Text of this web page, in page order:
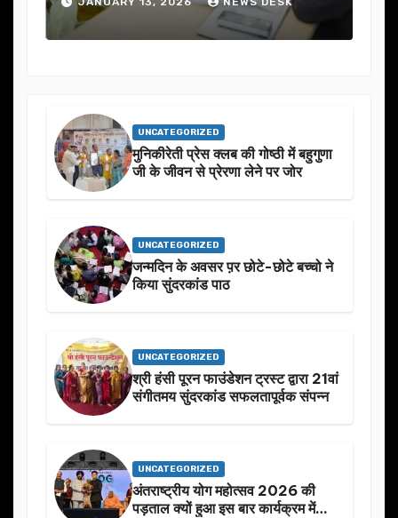
UNCATEGORIZED
मुनिकीरेती प्रेस क्लब की गोष्ठी में बहुगुणा
जी के जीवन से प्रेरणा लेने पर जोर
UNCATEGORIZED
जन्मदिन के अवसर प़र छोटे-छोटे बच्चो ने
किया सुंदरकांड पाठ
UNCATEGORIZED
श्री हंसी पूरन फाउंडेशन ट्रस्ट द्वारा 21वां
संगीतमय सुंदरकांड सफलतापूर्वक संपन्न
UNCATEGORIZED
अंतराष्ट्रीय योग महोत्सव 2026 की
पड़ताल क्यों हुआ इस बार कार्यक्रम में